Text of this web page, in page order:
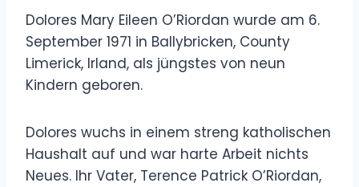
Dolores Mary Eileen O’Riordan wurde am 6.
September 1971 in Ballybricken, County
Limerick, Irland, als jüngstes von neun
Kindern geboren.
Dolores wuchs in einem streng katholischen
Haushalt auf und war harte Arbeit nichts
Neues. Ihr Vater, Terence Patrick O’Riordan,